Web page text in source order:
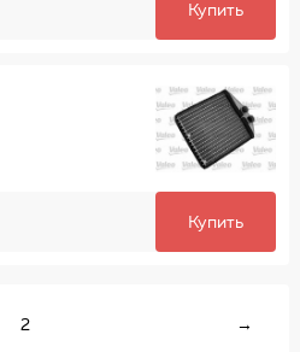
Купить
Купить
2 →